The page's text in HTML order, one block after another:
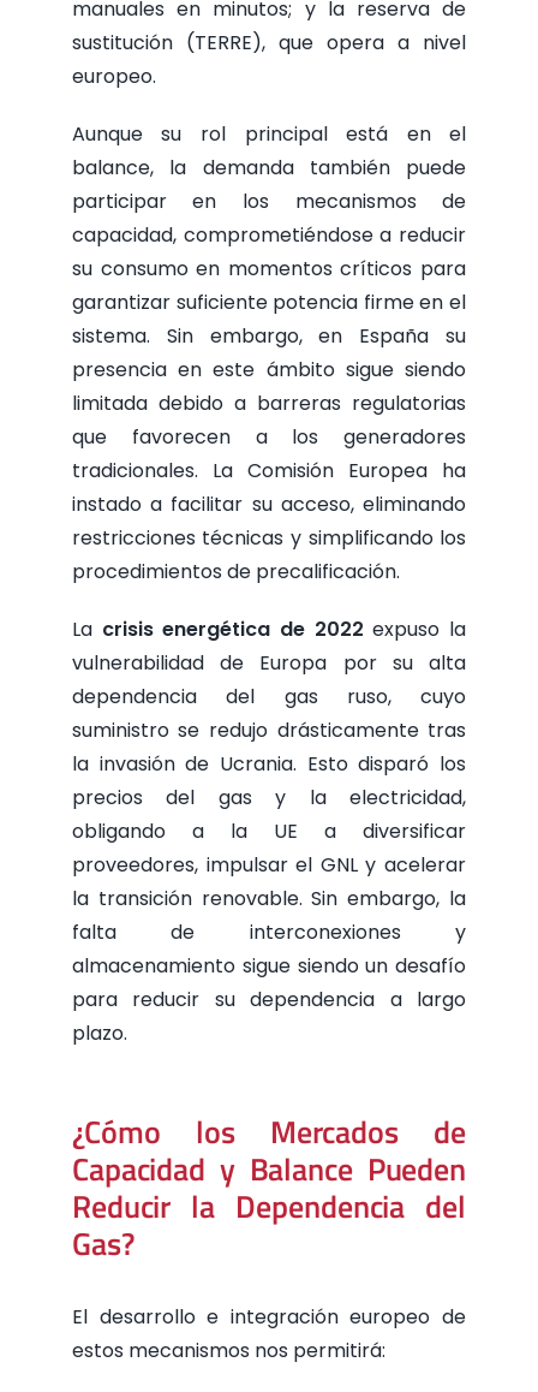
manuales en minutos; y la reserva de
sustitución (TERRE), que opera a nivel
europeo.
Aunque su rol principal está en el
balance, la demanda también puede
participar en los mecanismos de
capacidad, comprometiéndose a reducir
su consumo en momentos críticos para
garantizar suficiente potencia firme en el
sistema. Sin embargo, en España su
presencia en este ámbito sigue siendo
limitada debido a barreras regulatorias
que favorecen a los generadores
tradicionales. La Comisión Europea ha
instado a facilitar su acceso, eliminando
restricciones técnicas y simplificando los
procedimientos de precalificación.
La crisis energética de 2022 expuso la
vulnerabilidad de Europa por su alta
dependencia del gas ruso, cuyo
suministro se redujo drásticamente tras
la invasión de Ucrania. Esto disparó los
precios del gas y la electricidad,
obligando a la UE a diversificar
proveedores, impulsar el GNL y acelerar
la transición renovable. Sin embargo, la
falta de interconexiones y
almacenamiento sigue siendo un desafío
para reducir su dependencia a largo
plazo.
¿Cómo los Mercados de
Capacidad y Balance Pueden
Reducir la Dependencia del
Gas?
El desarrollo e integración europeo de
estos mecanismos nos permitirá: